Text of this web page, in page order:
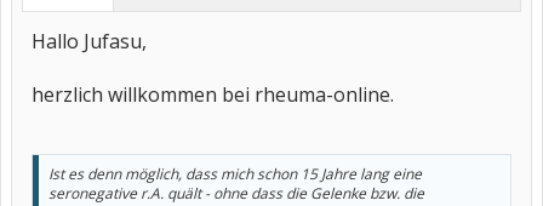
Hallo Jufasu,
herzlich willkommen bei rheuma-online.
Ist es denn möglich, dass mich schon 15 Jahre lang eine
seronegative r.A. quält - ohne dass die Gelenke bzw. die